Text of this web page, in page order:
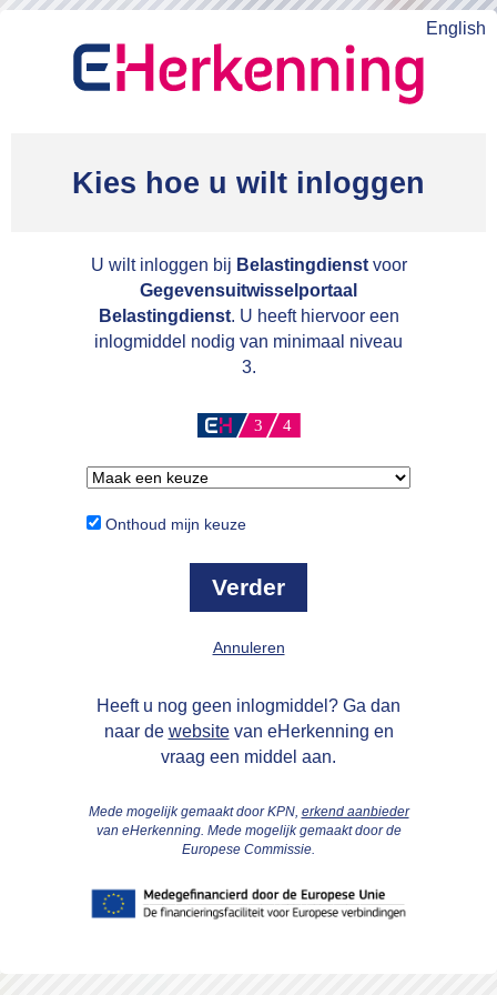
English
Kies hoe u wilt inloggen
U wilt inloggen bij Belastingdienst voor
Gegevensuitwisselportaal
Belastingdienst. U heeft hiervoor een
inlogmiddel nodig van minimaal niveau
3.
Onthoud mijn keuze
Annuleren
Heeft u nog geen inlogmiddel? Ga dan
naar de websitevan eHerkenning en
vraag een middel aan.
Mede mogelijk gemaakt door KPN, erkend aanbieder
van eHerkenning. Mede mogelijk gemaakt door de
Europese Commissie.